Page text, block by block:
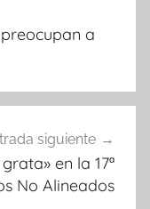
a
siguiente
en la 17ª
No Alineados